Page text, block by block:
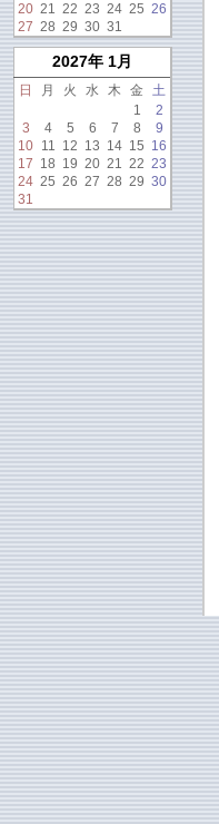
20 21 22 23 24 25 26
27 28 29 30 31
2027年 1月
日 月 火 水 木 金
土
1
2
3
4 5 6 7 8
9
10 11 12 13 14 15 16
17 18 19 20 21 22 23
24 25 26 27 28 29 30
31